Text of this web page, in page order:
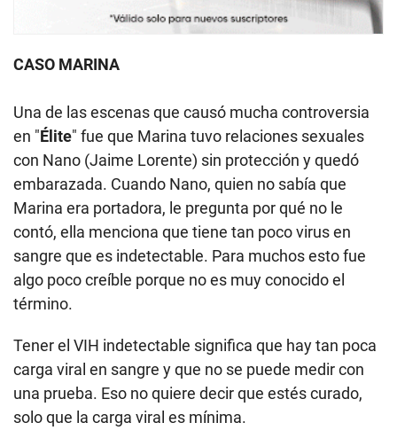
CASO MARINA
Una de las escenas que causó mucha controversia
en "Élite" fue que Marina tuvo relaciones sexuales
con Nano (Jaime Lorente) sin protección y quedó
embarazada. Cuando Nano, quien no sabía que
Marina era portadora, le pregunta por qué no le
contó, ella menciona que tiene tan poco virus en
sangre que es indetectable. Para muchos esto fue
algo poco creíble porque no es muy conocido el
término.
Tener el VIH indetectable significa que hay tan poca
carga viral en sangre y que no se puede medir con
una prueba. Eso no quiere decir que estés curado,
solo que la carga viral es mínima.